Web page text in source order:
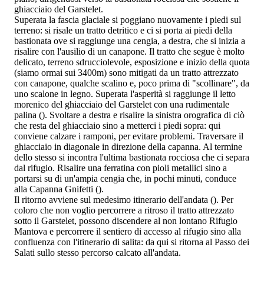
ghiacciaio del Garstelet.
Superata la fascia glaciale si poggiano nuovamente i piedi sul
terreno: si risale un tratto detritico e ci si porta ai piedi della
bastionata ove si raggiunge una cengia, a destra, che si inizia a
risalire con l'ausilio di un canapone. Il tratto che segue è molto
delicato, terreno sdrucciolevole, esposizione e inizio della quota
(siamo ormai sui 3400m) sono mitigati da un tratto attrezzato
con canapone, qualche scalino e, poco prima di "scollinare", da
uno scalone in legno. Superata l'asperità si raggiunge il letto
morenico del ghiacciaio del Garstelet con una rudimentale
palina (). Svoltare a destra e risalire la sinistra orografica di ciò
che resta del ghiacciaio sino a metterci i piedi sopra: qui
conviene calzare i ramponi, per evitare problemi. Traversare il
ghiacciaio in diagonale in direzione della capanna. Al termine
dello stesso si incontra l'ultima bastionata rocciosa che ci separa
dal rifugio. Risalire una ferratina con pioli metallici sino a
portarsi su di un'ampia cengia che, in pochi minuti, conduce
alla Capanna Gnifetti ().
Il ritorno avviene sul medesimo itinerario dell'andata (). Per
coloro che non voglio percorrere a ritroso il tratto attrezzato
sotto il Garstelet, possono discendere al non lontano Rifugio
Mantova e percorrere il sentiero di accesso al rifugio sino alla
confluenza con l'itinerario di salita: da qui si ritorna al Passo dei
Salati sullo stesso percorso calcato all'andata.